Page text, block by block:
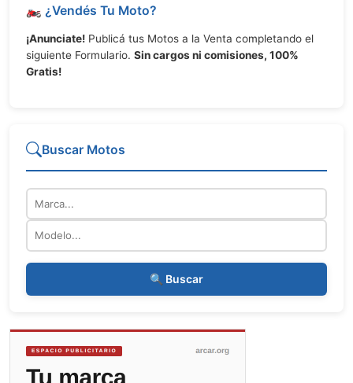
🏍️ ¿Vendés Tu Moto?
¡Anunciate! Publicá tus Motos a la Venta completando el
siguiente Formulario. Sin cargos ni comisiones, 100%
Gratis!
Buscar Motos
Marca
Modelo
🔍 Buscar